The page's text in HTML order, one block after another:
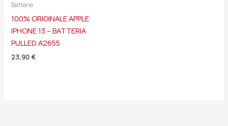
Batterie
100% ORIGINALE APPLE
IPHONE 13 – BATTERIA
PULLED A2655
23,90 €